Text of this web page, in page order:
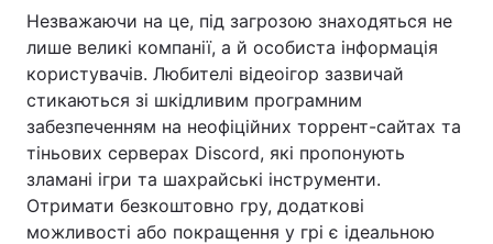
Незважаючи на це, під загрозою знаходяться не
лише великі компанії, а й особиста інформація
користувачів. Любителі відеоігор зазвичай
стикаються зі шкідливим програмним
забезпеченням на неофіційних торрент-сайтах та
тіньових серверах Discord, які пропонують
зламані ігри та шахрайські інструменти.
Отримати безкоштовно гру, додаткові
можливості або покращення у грі є ідеальною